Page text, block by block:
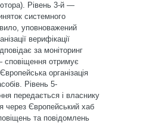
Рівень 3-й —
системного
уповноважений
верифікації
за моніторинг
отримує
організація
Рівень 5-
передається і власнику
через Європейський хаб
та повідомлень